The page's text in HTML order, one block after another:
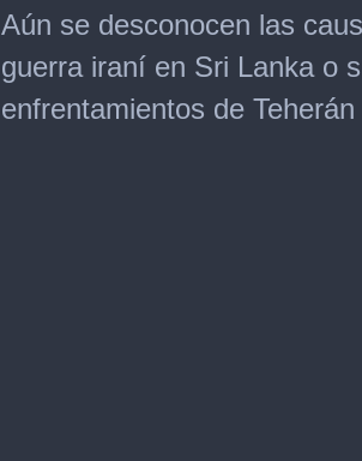
seconds
of
seconds
Aún se desconocen las
guerra iraní en Sri Lanka o
enfrentamientos de